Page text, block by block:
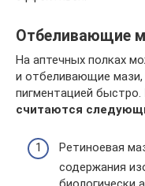
Отбеливающие
На аптечных полках
и отбеливающие
пигментацией быстро.
считаются
Ретиноевая
содержания